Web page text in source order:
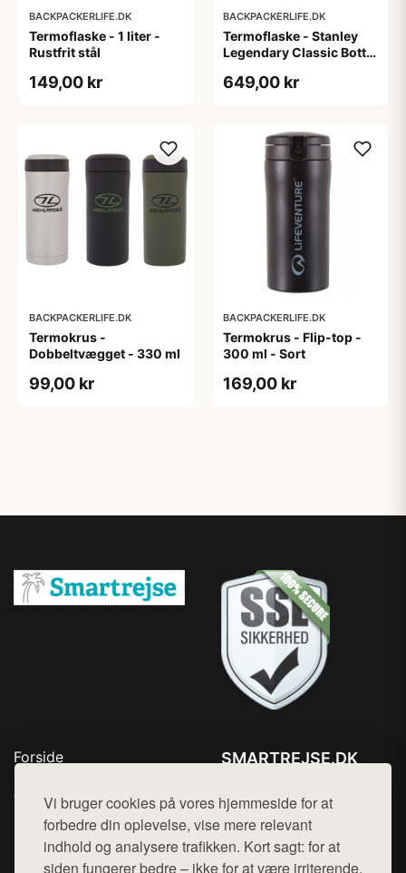
Vi bruger cookies på vores hjemmeside for at
forbedre din oplevelse, vise mere relevant
indhold og analysere trafikken. Kort sagt: for at
siden fungerer bedre – ikke for at være irriterende.
BACKPACKERLIFE.DK
Termoflaske - 1 liter -
Rustfrit stål
149,00 kr
BACKPACKERLIFE.DK
Termoflaske - Stanley
Legendary Classic Bottle
649,00 kr
BACKPACKERLIFE.DK
Termokrus -
Dobbeltvægget - 330 ml
99,00 kr
BACKPACKERLIFE.DK
Termokrus - Flip-top -
300 ml - Sort
169,00 kr
Forside
Top Rabatter
Kontakt
SMARTREJSE.DK
Mail: hej@want.dk
Cookie- og privatlivspolitik